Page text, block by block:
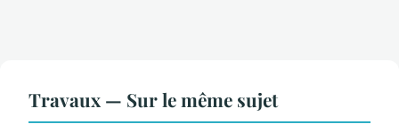
Travaux — Sur le même sujet